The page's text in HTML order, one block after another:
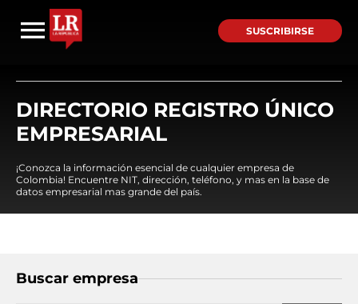
SUSCRIBIRSE
DIRECTORIO REGISTRO ÚNICO
EMPRESARIAL
¡Conozca la información esencial de cualquier empresa de
Colombia! Encuentre NIT, dirección, teléfono, y mas en la base de
datos empresarial mas grande del país.
Buscar empresa